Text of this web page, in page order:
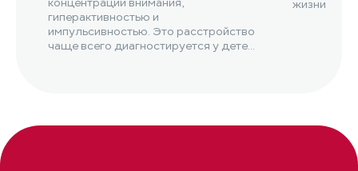
гиперактивностью и
импульсивностью. Это расстройство
чаще всего диагностируется у детей,
жизни